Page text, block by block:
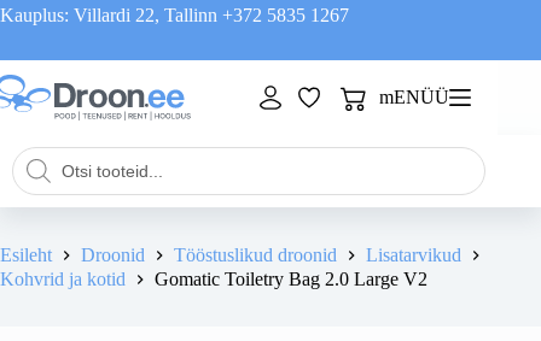
Skip
Kauplus: Villardi 22, Tallinn +372 5835 1267
ShoppingmENÜÜ
Products
search
Esileht Droonid Tööstuslikud droonid
Lisatarvikud
Kohvrid ja kotid
Gomatic Toiletry Bag 2.0 Large V2